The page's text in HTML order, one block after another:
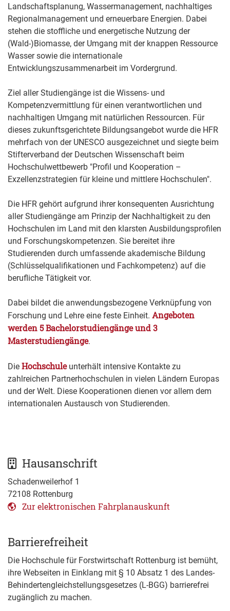
Landschaftsplanung, Wassermanagement, nachhaltiges
Regionalmanagement und erneuerbare Energien. Dabei
stehen die stoffliche und energetische Nutzung der
(Wald-)Biomasse, der Umgang mit der knappen Ressource
Wasser sowie die internationale
Entwicklungszusammenarbeit im Vordergrund.
Ziel aller Studiengänge ist die Wissens- und
Kompetenzvermittlung für einen verantwortlichen und
nachhaltigen Umgang mit natürlichen Ressourcen. Für
dieses zukunftsgerichtete Bildungsangebot wurde die HFR
mehrfach von der UNESCO ausgezeichnet und siegte beim
Stifterverband der Deutschen Wissenschaft beim
Hochschulwettbewerb "Profil und Kooperation –
Exzellenzstrategien für kleine und mittlere Hochschulen".
Die HFR gehört aufgrund ihrer konsequenten Ausrichtung
aller Studiengänge am Prinzip der Nachhaltigkeit zu den
Hochschulen im Land mit den klarsten Ausbildungsprofilen
und Forschungskompetenzen. Sie bereitet ihre
Studierenden durch umfassende akademische Bildung
(Schlüsselqualifikationen und Fachkompetenz) auf die
berufliche Tätigkeit vor.
Dabei bildet die anwendungsbezogene Verknüpfung von
Forschung und Lehre eine feste Einheit. Angeboten
werden 5 Bachelorstudiengänge und 3
Masterstudiengänge.
Die Hochschule unterhält intensive Kontakte zu
zahlreichen Partnerhochschulen in vielen Ländern Europas
und der Welt. Diese Kooperationen dienen vor allem dem
internationalen Austausch von Studierenden.
Hausanschrift
Schadenweilerhof 1
72108 Rottenburg
Zur elektronischen Fahrplanauskunft
Barrierefreiheit
Die Hochschule für Forstwirtschaft Rottenburg ist bemüht,
ihre Webseiten in Einklang mit § 10 Absatz 1 des Landes-
Behindertengleichstellungsgesetzes (L-BGG) barrierefrei
zugänglich zu machen.